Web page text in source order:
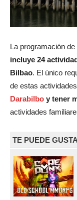
La programación de
incluye 24
Bilbao. El único
de estas
Darabilbo y tener
actividades
TE PUEDE